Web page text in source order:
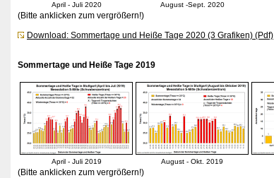
April - Juli 2020 August -Sept. 2020
(Bitte anklicken zum vergrößern!)
Download: Sommertage und Heiße Tage 2020 (3 Grafiken) (Pdf)
Sommertage und Heiße Tage 2019
April - Juli 2019 August - Okt. 2019
(Bitte anklicken zum vergrößern!)